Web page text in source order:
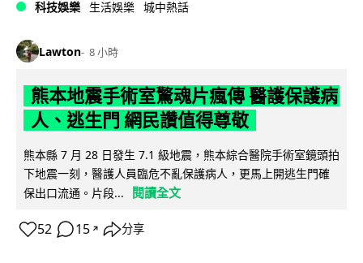
科技娛樂 生活娛樂 城中熱話
Lawton 8 小時
熊本地震手術室驚魂片瘋傳 醫護保護病
人、逃生門 網民讚值得尊敬
熊本縣 7 月 28 日發生 7.1 級地震，熊本綜合醫院手術室鏡頭拍
下地震一刻，醫護人員臨危不亂保護病人，更馬上開逃生門確
保出口流通。片段...
閱讀全文
52 15 ↗ 分享